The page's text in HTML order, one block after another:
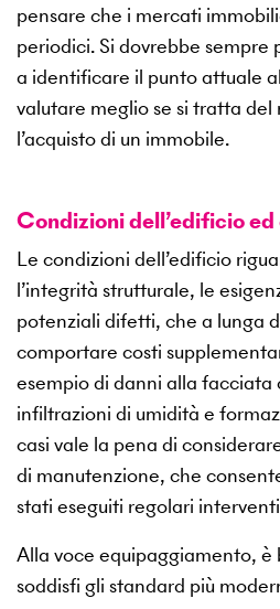
pensare che i mercati
periodici. Si dovrebbe sempre
a identificare il punto attuale
valutare meglio se si tratta
l’acquisto di un immobile.
Condizioni dell’edificio
Le condizioni dell’edificio
l’integrità strutturale, le
potenziali difetti, che a lunga
comportare costi
esempio di danni alla facciata
infiltrazioni di umidità e
casi vale la pena di
di manutenzione, che
stati eseguiti regolari
Alla voce equipaggiamento, è
soddisfi gli standard più